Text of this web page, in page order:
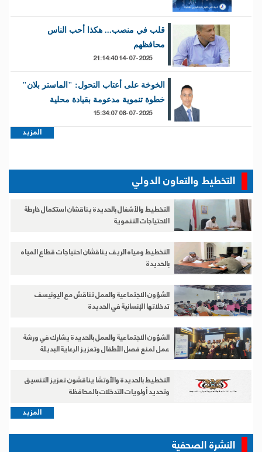
قلب في منصب... هكذا أحب الناس
محافظهم
الخوخة على أعتاب التحول: "الماستر بلان"
خطوة تنموية مدعومة بقيادة محلية
المزيد
التخطيط والتعاون الدولي
التخطيط والأشغال بالحديدة يناقشان استكمال خارطة
الاحتياجات التنموية
التخطيط ومياه الريف يناقشان احتياجات قطاع المياه
بالحديدة
الشؤون الاجتماعية والعمل تناقش مع اليونيسف
تدخلاتها الإنسانية في الحديدة
الشؤون الاجتماعية والعمل بالحديدة يشارك في ورشة
عمل لمنع فصل الأطفال وتعزيز الرعاية البديلة
التخطيط بالحديدة والأوتشا يناقشون تعزيز التنسيق
وتحديد أولويات التدخلات بالمحافظة
المزيد
النشرة الصحفية